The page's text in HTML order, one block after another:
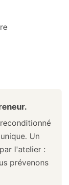
Un
l'atelier :
prévenons